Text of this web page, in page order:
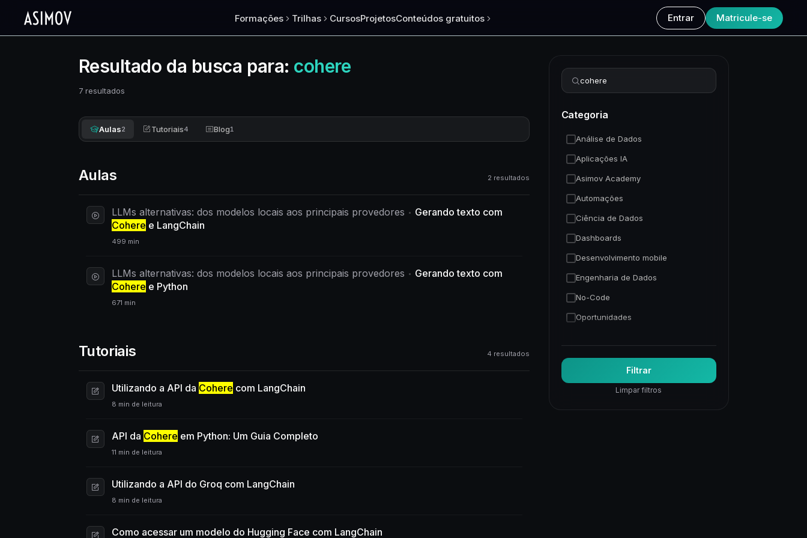
Formações Trilhas CursosProjetosConteúdos gratuitos Entrar Matricule-se
Resultado da busca para: cohere
7 resultados
Aulas2 Tutoriais4 Blog1
Aulas 2 resultados
LLMs alternativas: dos modelos locais aos principais provedores
Gerando texto com
Cohere e LangChain
499 min
LLMs alternativas: dos modelos locais aos principais provedores
Gerando texto com
Cohere e Python
671 min
Tutoriais 4 resultados
Utilizando a API da Cohere com LangChain
8 min de leitura
API da Cohere em Python: Um Guia Completo
11 min de leitura
Utilizando a API do Groq com LangChain
8 min de leitura
Como acessar um modelo do Hugging Face com LangChain
Refinar busca
Categoria
Análise de Dados
Aplicações IA
Asimov Academy
Automações
Ciência de Dados
Dashboards
Desenvolvimento mobile
Engenharia de Dados
No-Code
Oportunidades
Trading Quantitativo
Visão Computacional
Visualização de Dados
Filtrar
Limpar filtros